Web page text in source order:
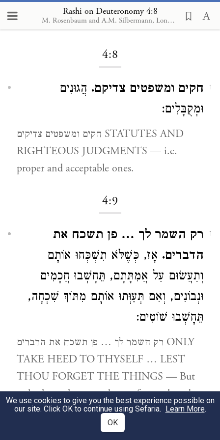
Rashi on Deuteronomy 4:8
M. Rosenbaum and A.M. Silbermann, London, 1929-1934
Loading...
4:8
1 חקים ומשפטים צדיקם. הֲגוּנִים
וּמְקֻבָּלִים:
חקים ומשפטים צדיקים STATUTES AND
RIGHTEOUS JUDGMENTS — i.e.
proper and acceptable ones.
4:9
1
רק השמר לך … פן תשכח את
הדברים. אָז, כְּשֶׁלֹּא תִשְׁכְּחוּ אוֹתָם
וְתַעֲשׂוּם עַל אֲמִתָּתָם, תֵּחָשְׁבוּ חֲכָמִים
וּנְבוֹנִים, וְאִם תְּעַוְּתוּ אוֹתָם מִתּוֹךְ שִׁכְחָה,
תֵּחָשְׁבוּ שׁוֹטִים:
רק השמר לך … פן תשכח את הדברים ONLY
TAKE HEED TO THYSELF … LEST
THOU FORGET THE THINGS — But
only then when you do not forget them but
will do them in their correct manner, will
you be accounted wise and understanding
We use cookies to give you the best experience possible on
our site. Click OK to continue using Sefaria. Learn More.
OK